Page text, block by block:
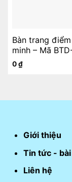
Bàn trang
minh – Mã
0₫
Giới thiệu
Tin tức -
Liên hệ